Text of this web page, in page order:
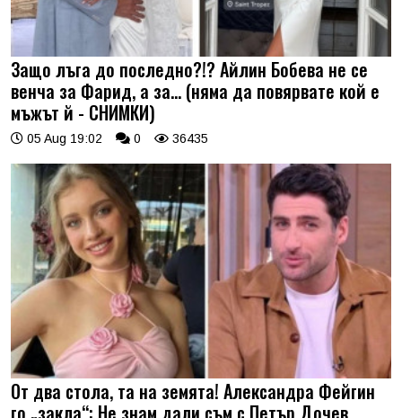
Защо лъга до последно?!? Айлин Бобева не се
венча за Фарид, а за... (няма да повярвате кой е
мъжът й - СНИМКИ)
05 Aug 19:02 0 36435
От два стола, та на земята! Александра Фейгин
го „закла“: Не знам дали съм с Петър Дочев